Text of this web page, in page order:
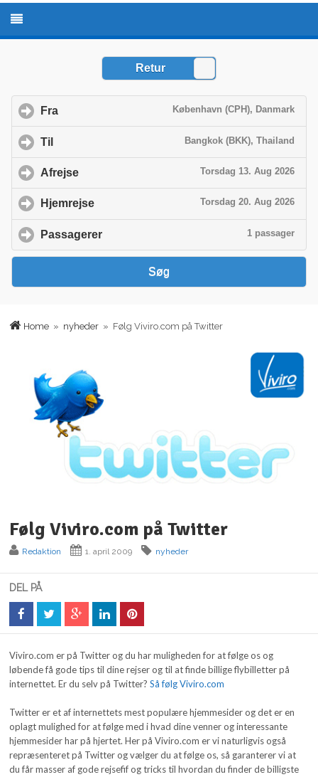
Home » nyheder » Følg Viviro.com på Twitter
Følg Viviro.com på Twitter
Redaktion 1. april 2009 nyheder
DEL PÅ
Viviro.com er på Twitter og du har muligheden for at følge os og
løbende få gode tips til dine rejser og til at finde billige flybilletter på
internettet. Er du selv på Twitter?Så følg Viviro.com
Twitter er et af internettets mest populære hjemmesider og det er en
oplagt mulighed for at følge med i hvad dine venner og interessante
hjemmesider har på hjertet. Her på Viviro.com er vi naturligvis også
repræsenteret på Twitter og vælger du at følge os, så garanterer vi at
du får masser af gode rejsefif og tricks til hvordan du finder de billigste